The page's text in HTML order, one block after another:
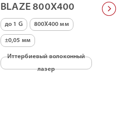
BLAZE 800X400
до 1 G 800X400 мм
±0,05 мм
Иттербиевый волоконный
лазер